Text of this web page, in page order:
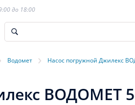
до 18:00
Водомет › Насос погружной Джилекс
ВОДОМЕТ